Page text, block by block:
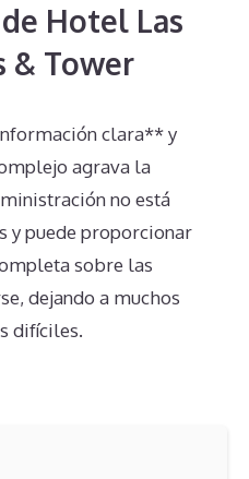
Hotel Las
& Tower
clara** y
agrava la
no está
y puede proporcionar
sobre las
dejando a muchos
difíciles.